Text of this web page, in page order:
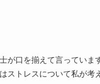
が口を揃えて言ってい
ストレスについて私が考